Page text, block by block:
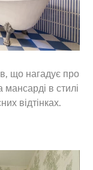
що нагадує про
в стилі
відтінках.